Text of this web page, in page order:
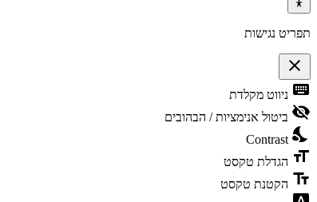
תפריט נגישות
close
פתיחה
וסגירה
של
תפריט
הנגישות
keyboard ניווט מקלדת
visibility_off ביטול אנימציות / הבהובים
nights_stay
Contrast
format_size הגדלת טקסט
text_fields הקטנת טקסט